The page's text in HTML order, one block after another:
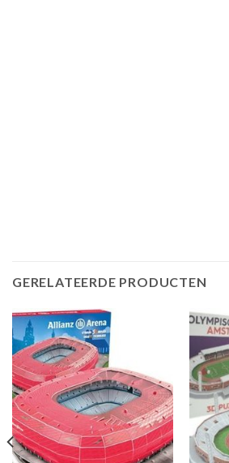
GERELATEERDE PRODUCTEN